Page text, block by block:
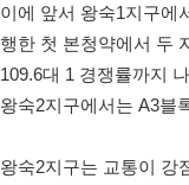
이에 앞서 왕숙1지구에
행한 첫 본청약에서 두
109.6대 1 경쟁률까지
왕숙2지구에서는 A3블
왕숙2지구는 교통이 강